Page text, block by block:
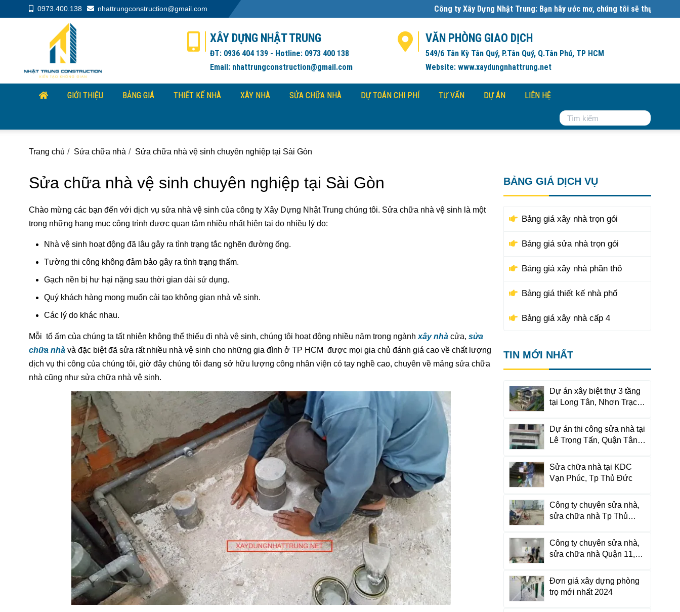
0973.400.138 nhattrungconstruction@gmail.com Công ty Xây Dựng Nhật Trung: Bạn hãy ước mơ, chúng tôi sẽ thực hiện: Đơn giá xây dựng
XÂY DỰNG NHẬT TRUNG
ĐT: 0936 404 139 - Hotline: 0973 400 138
Email: nhattrungconstruction@gmail.com
VĂN PHÒNG GIAO DỊCH
549/6 Tân Kỳ Tân Quý, P.Tân Quý, Q.Tân Phú, TP HCM
Website: www.xaydungnhattrung.net
GIỚI THIỆU BẢNG GIÁ THIẾT KẾ NHÀ XÂY NHÀ SỬA CHỮA NHÀ DỰ TOÁN CHI PHÍ TƯ VẤN DỰ ÁN LIÊN HỆ
Trang chủ Sửa chữa nhà Sửa chữa nhà vệ sinh chuyên nghiệp tại Sài Gòn
Sửa chữa nhà vệ sinh chuyên nghiệp tại Sài Gòn
Chào mừng các bạn đến với dịch vụ sửa nhà vệ sinh của công ty Xây Dựng Nhật Trung chúng tôi. Sửa chữa nhà vệ sinh là một
trong những hạng mục công trình được quan tâm nhiều nhất hiện tại do nhiều lý do:
Nhà vệ sinh hoạt động đã lâu gây ra tình trạng tắc nghẽn đường ống.
Tường thi công không đảm bảo gây ra tình trạng thấm.
Gạch nền bị hư hại nặng sau thời gian dài sử dụng.
Quý khách hàng mong muốn cải tạo không gian nhà vệ sinh.
Các lý do khác nhau.
Mỗi tổ ấm của chúng ta tất nhiên không thể thiếu đi nhà vệ sinh, chúng tôi hoạt động nhiều năm trong ngành xây nhà cửa, sửa
chữa nhà và đặc biệt đã sửa rất nhiều nhà vệ sinh cho những gia đình ở TP HCM được mọi gia chủ đánh giá cao về chất lượng
dịch vụ thi công của chúng tôi, giờ đây chúng tôi đang sở hữu lượng công nhân viện có tay nghề cao, chuyên về mảng sửa chữa
nhà cũng như sửa chữa nhà vệ sinh.
BẢNG GIÁ DỊCH VỤ
Bảng giá xây nhà trọn gói
Bảng giá sửa nhà trọn gói
Bảng giá xây nhà phần thô
Bảng giá thiết kế nhà phố
Bảng giá xây nhà cấp 4
TIN MỚI NHẤT
Dự án xây biệt thự 3 tầng
tại Long Tân, Nhơn Trạch,
Dự án thi công sửa nhà tại
Lê Trọng Tấn, Quận Tân
Sửa chữa nhà tại KDC
Vạn Phúc, Tp Thủ Đức
Công ty chuyên sửa nhà,
sửa chữa nhà Tp Thủ
Công ty chuyên sửa nhà,
sửa chữa nhà Quận 11,
Đơn giá xây dựng phòng
trọ mới nhất 2024